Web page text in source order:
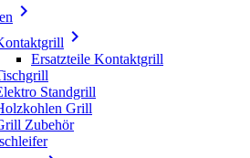


Ersatzteile Kontaktgrill
Standgrill
Grill
Zubehör